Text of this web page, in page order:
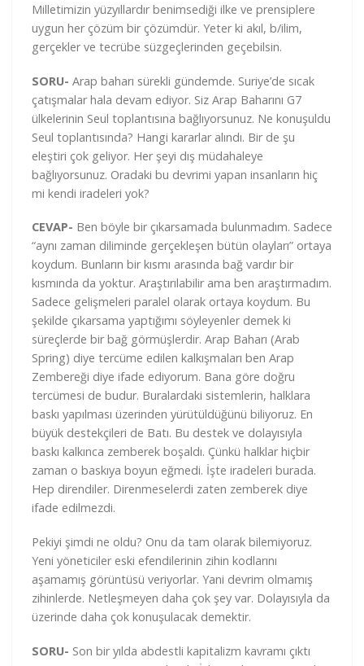
Milletimizin yüzyıllardır benimsediği ilke ve prensiplere
uygun her çözüm bir çözümdür. Yeter ki akıl, b/ilim,
gerçekler ve tecrübe süzgeçlerinden geçebilsin.
SORU- Arap baharı sürekli gündemde. Suriye’de sıcak
çatışmalar hala devam ediyor. Siz Arap Baharını G7
ülkelerinin Seul toplantısına bağlıyorsunuz. Ne konuşuldu
Seul toplantısında? Hangi kararlar alındı. Bir de şu
eleştiri çok geliyor. Her şeyi dış müdahaleye
bağlıyorsunuz. Oradaki bu devrimi yapan insanların hiç
mi kendi iradeleri yok?
CEVAP- Ben böyle bir çıkarsamada bulunmadım. Sadece
“aynı zaman diliminde gerçekleşen bütün olayları” ortaya
koydum. Bunların bir kısmı arasında bağ vardır bir
kısmında da yoktur. Araştırılabilir ama ben araştırmadım.
Sadece gelişmeleri paralel olarak ortaya koydum. Bu
şekilde çıkarsama yaptığımı söyleyenler demek ki
süreçlerde bir bağ görmüşlerdir. Arap Baharı (Arab
Spring) diye tercüme edilen kalkışmaları ben Arap
Zembereği diye ifade ediyorum. Bana göre doğru
tercümesi de budur. Buralardaki sistemlerin, halklara
baskı yapılması üzerinden yürütüldüğünü biliyoruz. En
büyük destekçileri de Batı. Bu destek ve dolayısıyla
baskı kalkınca zemberek boşaldı. Çünkü halklar hiçbir
zaman o baskıya boyun eğmedi. İşte iradeleri burada.
Hep direndiler. Direnmeselerdi zaten zemberek diye
ifade edilmezdi.
Pekiyi şimdi ne oldu? Onu da tam olarak bilemiyoruz.
Yeni yöneticiler eski efendilerinin zihin kodlarını
aşamamış görüntüsü veriyorlar. Yani devrim olmamış
zihinlerde. Netleşmeyen daha çok şey var. Dolayısıyla da
üzerinde daha çok konuşulacak demektir.
SORU- Son bir yılda abdestli kapitalizm kavramı çıktı